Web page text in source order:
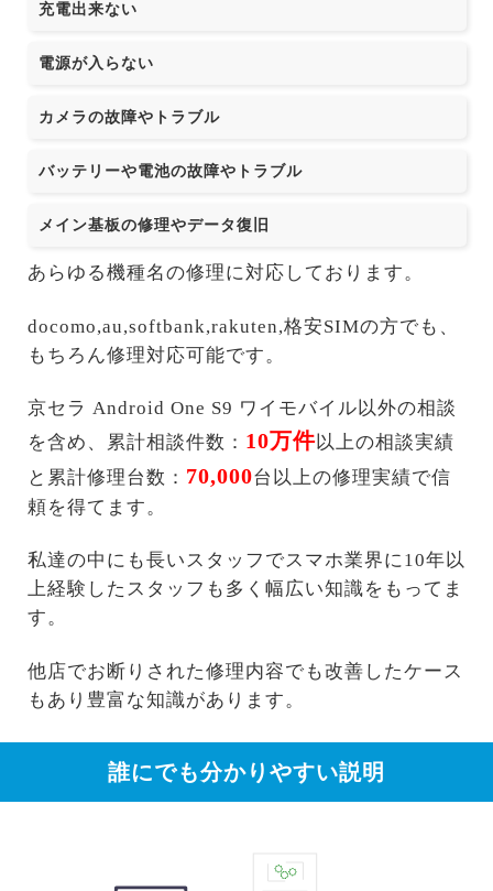
充電出来ない
電源が入らない
カメラの故障やトラブル
バッテリーや電池の故障やトラブル
メイン基板の修理やデータ復旧
あらゆる機種名の修理に対応しております。
docomo,au,softbank,rakuten,格安SIMの方でも、
もちろん修理対応可能です。
京セラ Android One S9 ワイモバイル以外の相談
を含め、累計相談件数： 10万件以上の相談実績
と累計修理台数： 70,000台以上の修理実績で信
頼を得てます。
私達の中にも長いスタッフでスマホ業界に10年以
上経験したスタッフも多く幅広い知識をもってま
す。
他店でお断りされた修理内容でも改善したケース
もあり豊富な知識があります。
誰にでも分かりやすい説明